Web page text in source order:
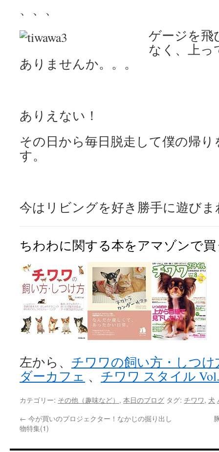
、、、
ゲージを飛
なく、上っ
ありませんか。。。
ありえない！
その日から毎日脱走して僕の帰
す。
今はリビングを好き勝手に遊び
ちわわに関する本をアマゾンで
左から、 チワワの飼い方・しつけ
ダーカフェ 、 チワワ スタイル
カテゴリー: その他（趣味など） , 本日のブログ タグ: チワワ, 犬
← 今が買いのプロジェクター！なかじの掘り出し
物特集(1)